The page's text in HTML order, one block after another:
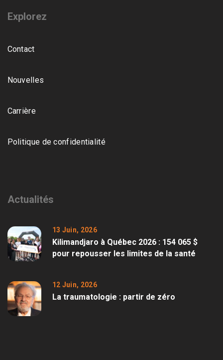
Explorez
Contact
Nouvelles
Carrière
Politique de confidentialité
Actualités
13 Juin, 2026
Kilimandjaro à Québec 2026 : 154 065 $
pour repousser les limites de la santé
12 Juin, 2026
La traumatologie : partir de zéro